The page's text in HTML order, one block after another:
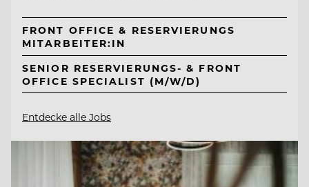
FRONT OFFICE & RESERVIERUNGS
MITARBEITER:IN
SENIOR RESERVIERUNGS- & FRONT
OFFICE SPECIALIST (M/W/D)
Entdecke alle Jobs